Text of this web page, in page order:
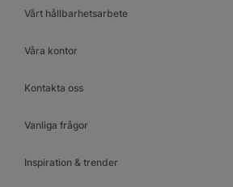
Vårt hållbarhetsarbete
Våra kontor
Kontakta oss
Vanliga frågor
Inspiration & trender